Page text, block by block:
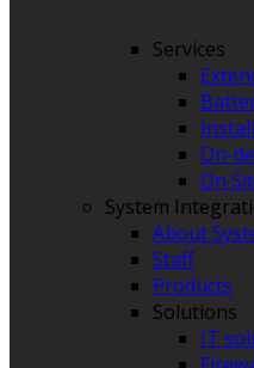
Services
On-
On
System
About
Staff
Products
Solutions
IT